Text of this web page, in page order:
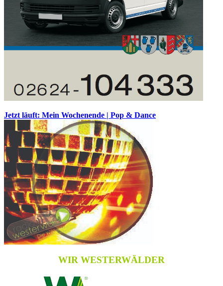
Jetzt läuft: Mein Wochenende | Pop & Dance
WIR WESTERWÄLDER